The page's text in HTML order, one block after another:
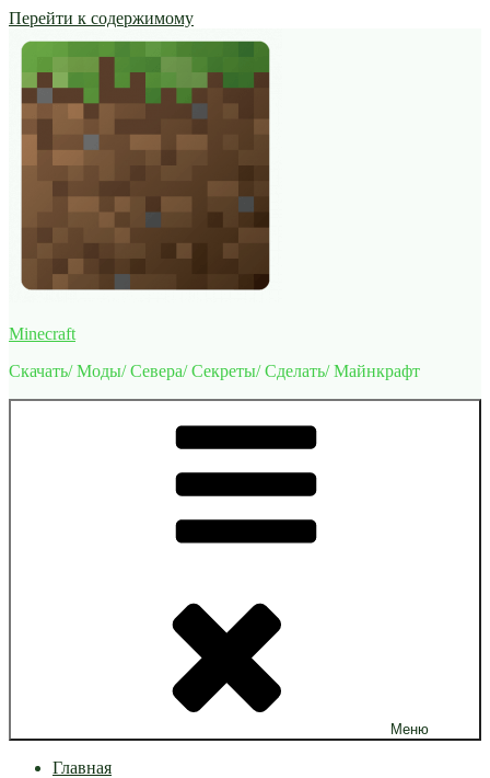
Перейти к содержимому
Minecraft
Скачать/ Моды/ Севера/ Секреты/ Сделать/ Майнкрафт
Меню
Главная